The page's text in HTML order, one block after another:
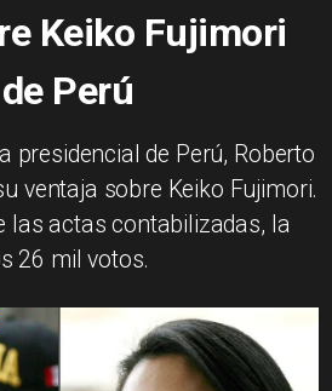
Keiko Fujimori
Perú
presidencial de Perú, Roberto
ventaja sobre Keiko Fujimori.
las actas contabilizadas, la
26 mil votos.